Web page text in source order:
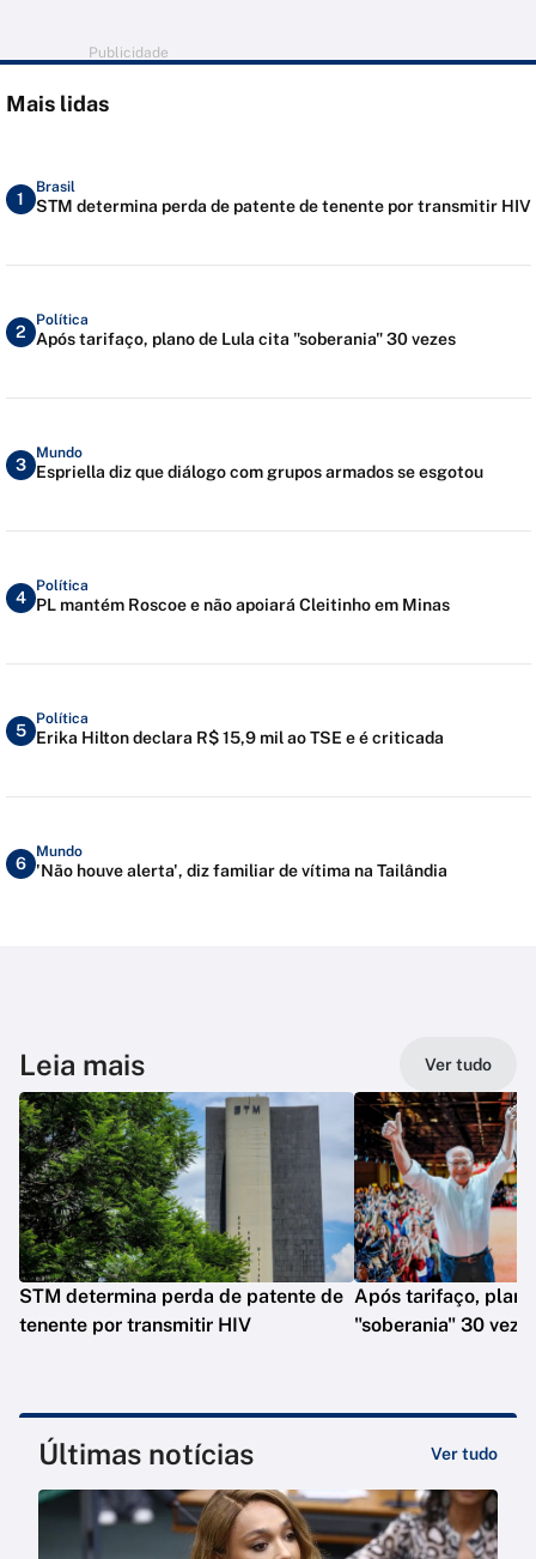
Publicidade
Mais lidas
1
Brasil
STM determina perda de patente de tenente por transmitir HIV
2
Política
Após tarifaço, plano de Lula cita "soberania" 30 vezes
3
Mundo
Espriella diz que diálogo com grupos armados se esgotou
4
Política
PL mantém Roscoe e não apoiará Cleitinho em Minas
5
Política
Erika Hilton declara R$ 15,9 mil ao TSE e é criticada
6
Mundo
'Não houve alerta', diz familiar de vítima na Tailândia
Leia mais Ver tudo
STM determina perda de patente de
tenente por transmitir HIV
Após tarifaço,
"soberania" 30
Últimas notícias Ver tudo